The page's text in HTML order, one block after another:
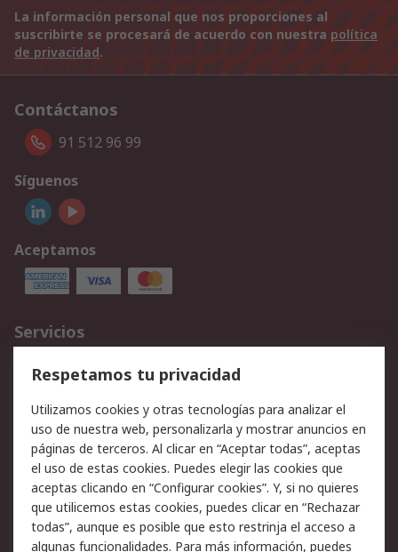
La información personal que nos proporciones al
suscribirte se procesará de acuerdo con nuestra política
de privacidad.
Contáctanos
91 512 96 99
Síguenos
Aceptamos
Servicios
Cómo realizar pedidos
Devoluciones
Facturación y pago
Ofertas
Soporte técnico
Legal
Aviso legal
Política de privacidad -
Actualizada
Política sobre cookies
Seguridad de emails
Respetamos tu privacidad
Utilizamos cookies y otras tecnologías para analizar el
uso de nuestra web, personalizarla y mostrar anuncios en
páginas de terceros. Al clicar en “Aceptar todas”, aceptas
el uso de estas cookies. Puedes elegir las cookies que
aceptas clicando en “Configurar cookies”. Y, si no quieres
que utilicemos estas cookies, puedes clicar en “Rechazar
todas”, aunque es posible que esto restrinja el acceso a
algunas funcionalidades. Para más información, puedes